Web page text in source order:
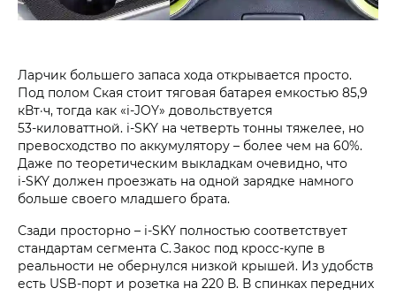
Ларчик большего запаса хода открывается просто.
Под полом Ская стоит тяговая батарея емкостью 85,9
кВт·ч, тогда как «i‑JOY» довольствуется
53‑киловаттной. i‑SKY на четверть тонны тяжелее, но
превосходство по аккумулятору – более чем на 60%.
Даже по теоретическим выкладкам очевидно, что
i‑SKY должен проезжать на одной зарядке намного
больше своего младшего брата.
Сзади просторно – i‑SKY полностью соответствует
стандартам сегмента С. Закос под кросс-купе в
реальности не обернулся низкой крышей. Из удобств
есть USB-порт и розетка на 220 В. В спинках передних